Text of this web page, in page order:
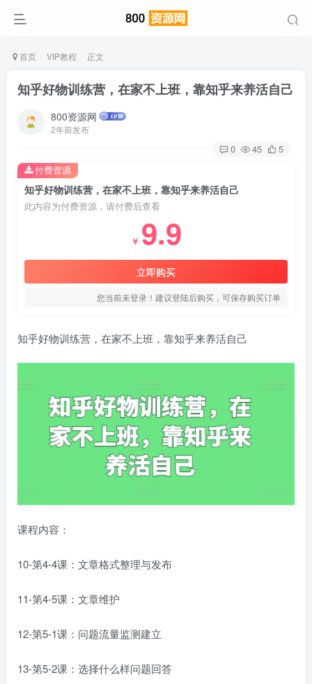
首页 VIP教程 正文
知乎好物训练营，在家不上班，靠知乎来养活自己
800资源网
2年前发布
0 45 5
知乎好物训练营，在家不上班，靠知乎来养活自己
此内容为付费资源，请付费后查看
￥ 9.9
立即购买
您当前未登录！建议登陆后购买，可保存购买订单
付费资源
知乎好物训练营，在家不上班，靠知乎来养活自己
课程内容：
10-第4-4课：文章格式整理与发布
11-第4-5课：文章维护
12-第5-1课：问题流量监测建立
13-第5-2课：选择什么样问题回答